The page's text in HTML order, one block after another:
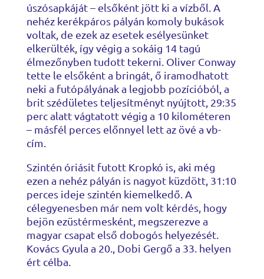
úszósapkáját – elsőként jött ki a vízből. A
nehéz kerékpáros pályán komoly bukások
voltak, de ezek az esetek esélyesünket
elkerülték, így végig a sokáig 14 tagú
élmezőnyben tudott tekerni. Oliver Conway
tette le elsőként a bringát, ő iramodhatott
neki a futópályának a legjobb pozícióból, a
brit szédületes teljesítményt nyújtott, 29:35
perc alatt vágtatott végig a 10 kilométeren
– másfél perces előnnyel lett az övé a vb-
cím.
Szintén óriásit futott Kropkó is, aki még
ezen a nehéz pályán is nagyot küzdött, 31:10
perces ideje szintén kiemelkedő. A
célegyenesben már nem volt kérdés, hogy
bejön ezüstérmesként, megszerezve a
magyar csapat első dobogós helyezését.
Kovács Gyula a 20., Dobi Gergő a 33. helyen
ért célba.